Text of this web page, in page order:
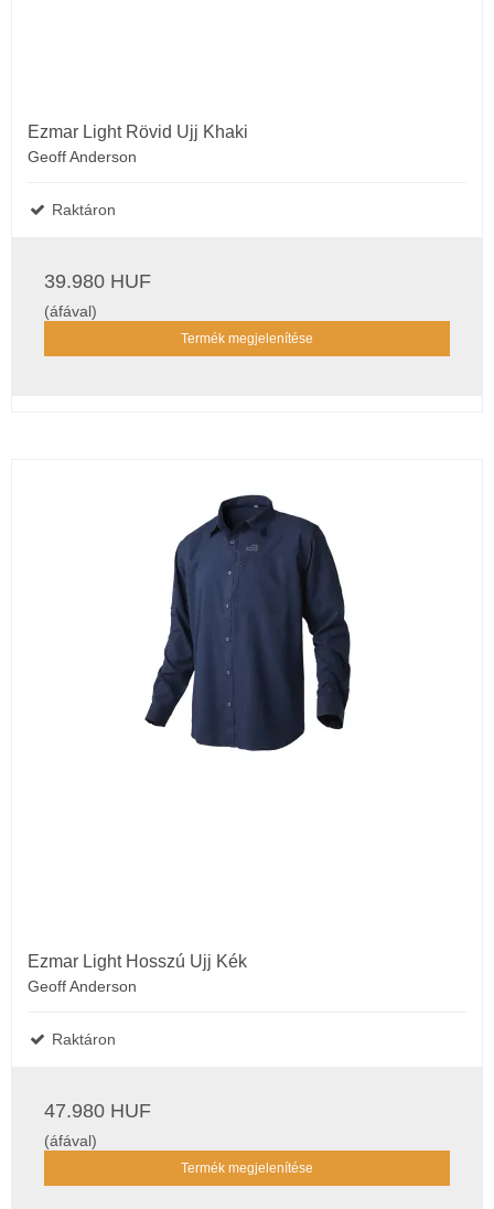
Ezmar Light Rövid Ujj Khaki
Geoff Anderson
Raktáron
39.980 HUF
(áfával)
Termék megjelenítése
Ezmar Light Hosszú Ujj Kék
Geoff Anderson
Raktáron
47.980 HUF
(áfával)
Termék megjelenítése